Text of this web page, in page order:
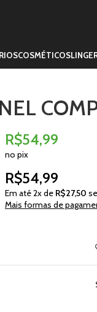
COSMÉTICOS
R$54,99
no pix
R$54,99
Em até2x de R$27,50
Mais formas de